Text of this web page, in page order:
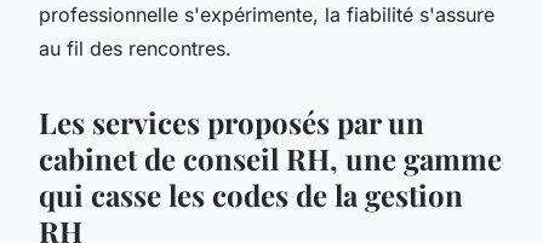
professionnelle s'expérimente, la fiabilité s'assure
au fil des rencontres.
Les services proposés par un
cabinet de conseil RH, une gamme
qui casse les codes de la gestion
RH